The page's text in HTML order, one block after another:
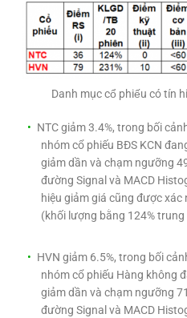
Danh mục cổ phiếu có tín
NTC giảm 3.4%, trong bối
nhóm cổ phiếu BĐS KCN
giảm dần và chạm ngưỡng
đường Signal và MACD
hiệu giảm giá cũng được
(khối lượng bằng 124%
HVN giảm 6.5%, trong bối
nhóm cổ phiếu Hàng không
giảm dần và chạm ngưỡng
đường Signal và MACD